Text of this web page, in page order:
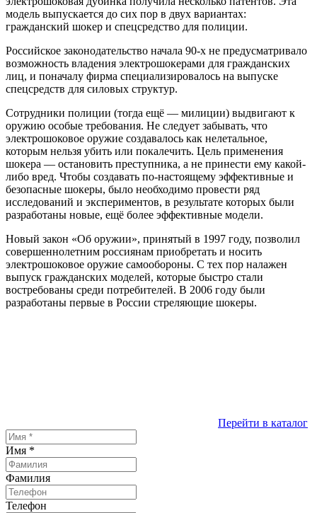
модель выпускается до сих пор в двух вариантах:
гражданский шокер и спецсредство для полиции.
Российское законодательство начала 90-х не предусматривало
возможность владения электрошокерами для гражданских
лиц, и поначалу фирма специализировалось на выпуске
спецсредств для силовых структур.
Сотрудники полиции (тогда ещё — милиции) выдвигают к
оружию особые требования. Не следует забывать, что
электрошоковое оружие создавалось как нелетальное,
которым нельзя убить или покалечить. Цель применения
шокера — остановить преступника, а не принести ему какой-
либо вред. Чтобы создавать по-настоящему эффективные и
безопасные шокеры, было необходимо провести ряд
исследований и экспериментов, в результате которых были
разработаны новые, ещё более эффективные модели.
Новый закон «Об оружии», принятый в 1997 году, позволил
совершеннолетним россиянам приобретать и носить
электрошоковое оружие самообороны. С тех пор налажен
выпуск гражданских моделей, которые быстро стали
востребованы среди потребителей. В 2006 году были
разработаны первые в России стреляющие шокеры.
Перейти в каталог
Имя *
Фамилия
Телефон